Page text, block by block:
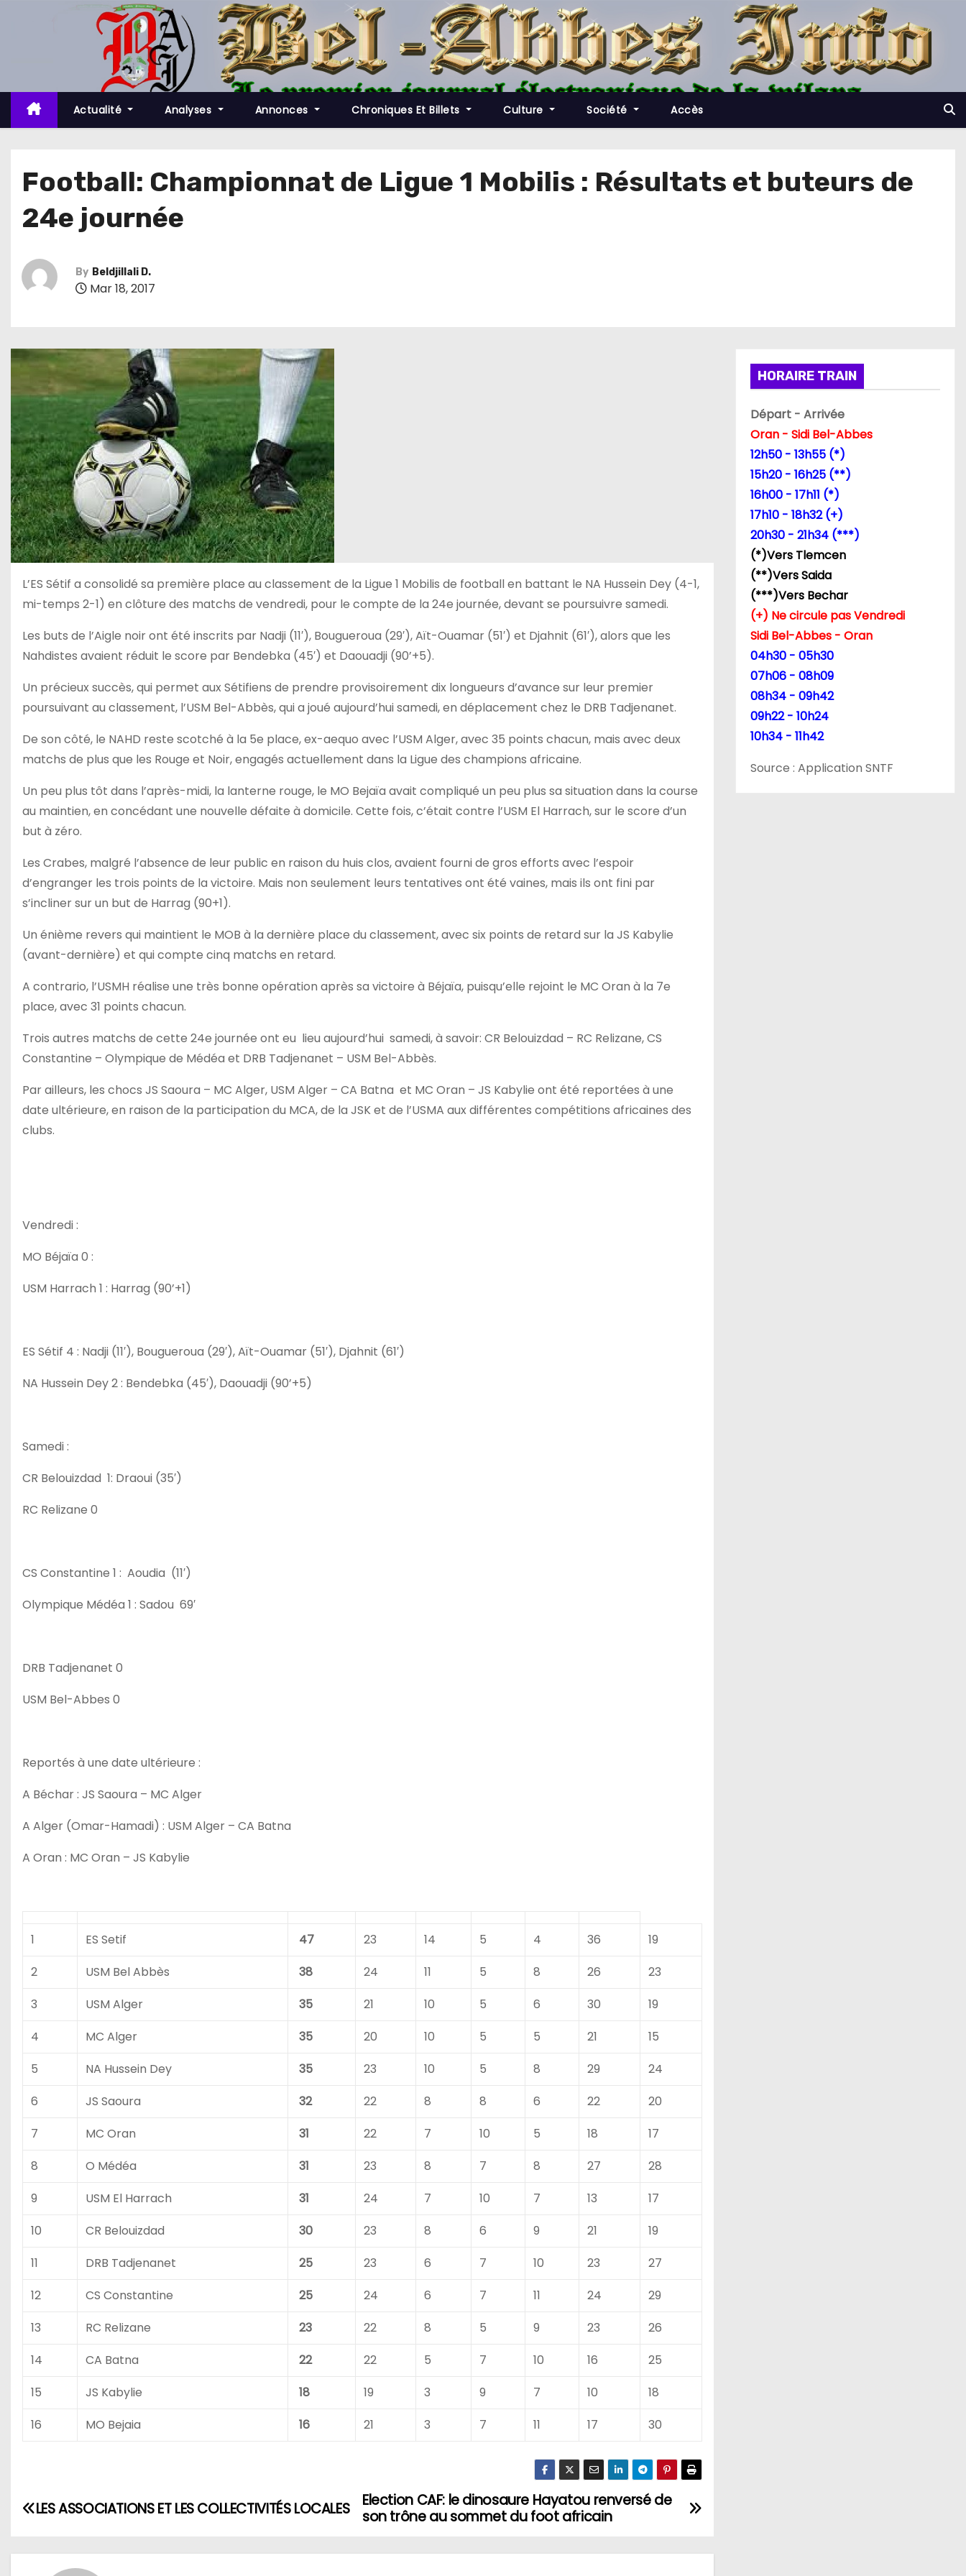
t
c
Actualité Analyses Annonces Chroniques Et Billets Culture Société Accès
Football: Championnat de Ligue 1 Mobilis : Résultats et buteurs de
24e journée
By Beldjillali D.
Mar 18, 2017
L’ES Sétif a consolidé sa première place au classement de la Ligue 1 Mobilis de football en battant le NA Hussein Dey (4-1,
mi-temps 2-1) en clôture des matchs de vendredi, pour le compte de la 24e journée, devant se poursuivre samedi.
Les buts de l’Aigle noir ont été inscrits par Nadji (11′), Bougueroua (29′), Aït-Ouamar (51′) et Djahnit (61′), alors que les
Nahdistes avaient réduit le score par Bendebka (45′) et Daouadji (90’+5).
Un précieux succès, qui permet aux Sétifiens de prendre provisoirement dix longueurs d’avance sur leur premier
poursuivant au classement, l’USM Bel-Abbès, qui a joué aujourd’hui samedi, en déplacement chez le DRB Tadjenanet.
De son côté, le NAHD reste scotché à la 5e place, ex-aequo avec l’USM Alger, avec 35 points chacun, mais avec deux
matchs de plus que les Rouge et Noir, engagés actuellement dans la Ligue des champions africaine.
Un peu plus tôt dans l’après-midi, la lanterne rouge, le MO Bejaïa avait compliqué un peu plus sa situation dans la course
au maintien, en concédant une nouvelle défaite à domicile. Cette fois, c’était contre l’USM El Harrach, sur le score d’un
but à zéro.
Les Crabes, malgré l’absence de leur public en raison du huis clos, avaient fourni de gros efforts avec l’espoir
d’engranger les trois points de la victoire. Mais non seulement leurs tentatives ont été vaines, mais ils ont fini par
s’incliner sur un but de Harrag (90+1).
Un énième revers qui maintient le MOB à la dernière place du classement, avec six points de retard sur la JS Kabylie
(avant-dernière) et qui compte cinq matchs en retard.
A contrario, l’USMH réalise une très bonne opération après sa victoire à Béjaïa, puisqu’elle rejoint le MC Oran à la 7e
place, avec 31 points chacun.
Trois autres matchs de cette 24e journée ont eu lieu aujourd’hui samedi, à savoir: CR Belouizdad – RC Relizane, CS
Constantine – Olympique de Médéa et DRB Tadjenanet – USM Bel-Abbès.
Par ailleurs, les chocs JS Saoura – MC Alger, USM Alger – CA Batna et MC Oran – JS Kabylie ont été reportées à une
date ultérieure, en raison de la participation du MCA, de la JSK et de l’USMA aux différentes compétitions africaines des
clubs.
Vendredi :
MO Béjaïa 0 :
USM Harrach 1 : Harrag (90’+1)
ES Sétif 4 : Nadji (11′), Bougueroua (29′), Aït-Ouamar (51′), Djahnit (61′)
NA Hussein Dey 2 : Bendebka (45′), Daouadji (90’+5)
Samedi :
CR Belouizdad 1: Draoui (35′)
RC Relizane 0
CS Constantine 1 : Aoudia (11′)
Olympique Médéa 1 : Sadou 69′
DRB Tadjenanet 0
USM Bel-Abbes 0
Reportés à une date ultérieure :
A Béchar : JS Saoura – MC Alger
A Alger (Omar-Hamadi) : USM Alger – CA Batna
A Oran : MC Oran – JS Kabylie
1 ES Setif 47 23 14 5 4 36
19
2
USM Bel Abbès 38 24 11 5 8 26
23
3
USM Alger 35 21 10 5 6 30
19
4
MC Alger 35 20 10 5 5 21
15
5
NA Hussein Dey 35 23 10 5 8 29
24
6
JS Saoura 32 22 8 8 6 22
20
7
MC Oran 31 22 7 10 5 18
17
8
O Médéa 31 23 8 7 8 27
28
9
USM El Harrach 31 24 7 10 7 13
17
10
CR Belouizdad 30 23 8 6 9 21
19
11
DRB Tadjenanet 25 23 6 7 10 23
27
12
CS Constantine 25 24 6 7 11 24
29
13
RC Relizane 23 22 8 5 9 23
26
14
CA Batna 22 22 5 7 10 16
25
15
JS Kabylie 18 19 3 9 7 10
18
16
MO Bejaia 16 21 3 7 11 17 30
N
Election CAF: le dinosaure Hayatou renversé de
son trône au sommet du foot africain
LES ASSOCIATIONS ET LES COLLECTIVITÉS LOCALES
HORAIRE TRAIN
Départ - Arrivée
Oran - Sidi Bel-Abbes
12h50 - 13h55 (*)
15h20 - 16h25 (**)
16h00 - 17h11 (*)
17h10 - 18h32 (+)
20h30 - 21h34 (***)
(*)Vers Tlemcen
(**)Vers Saida
(***)Vers Bechar
(+) Ne circule pas Vendredi
Sidi Bel-Abbes - Oran
04h30 - 05h30
07h06 - 08h09
08h34 - 09h42
09h22 - 10h24
10h34 - 11h42
Source : Application SNTF